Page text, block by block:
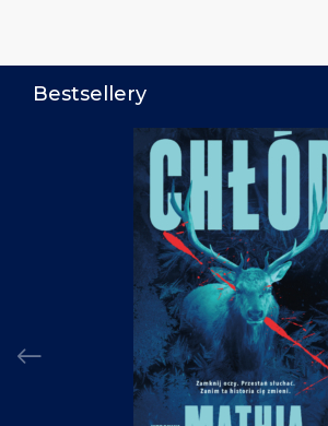
Bestsellery